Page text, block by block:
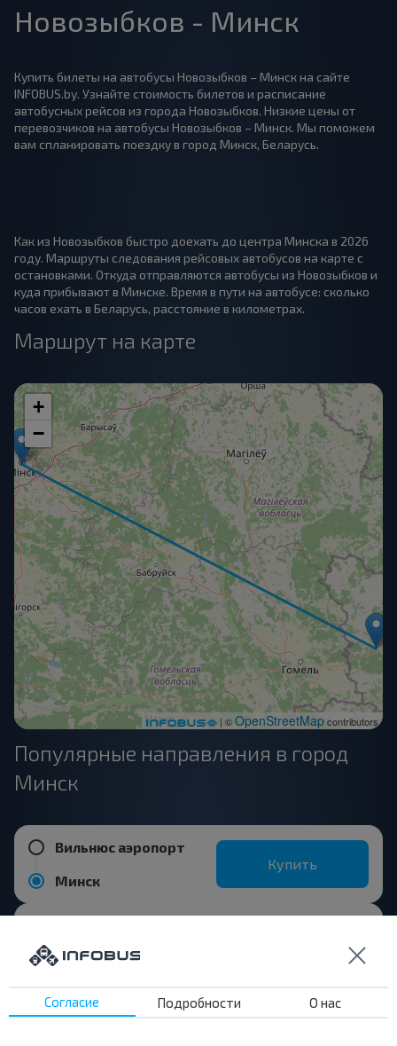
Новозыбков - Минск
Купить билеты на автобусы Новозыбков – Минск на сайте
INFOBUS.by. Узнайте стоимость билетов и расписание
автобусных рейсов из города Новозыбков. Низкие цены от
перевозчиков на автобусы Новозыбков – Минск. Мы поможем
вам спланировать поездку в город Минск, Беларусь.
Как из Новозыбков быстро доехать до центра Минска в 2026
году. Маршруты следования рейсовых автобусов на карте с
остановками. Откуда отправляются автобусы из Новозыбков и
куда прибывают в Минске. Время в пути на автобусе: сколько
часов ехать в Беларусь, расстояние в километрах.
Маршрут на карте
+
−
| ©OpenStreetMapcontributors
Популярные направления в город
Минск
Вильнюс аэропорт
Минск
Купить
Минск
Жодино
Согласие Подробности О нас